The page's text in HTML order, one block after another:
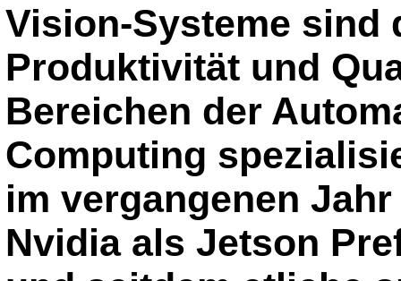
Vision-Systeme sind
Produktivität und
Bereichen der
Computing
im vergangenen
Nvidia als Jetson